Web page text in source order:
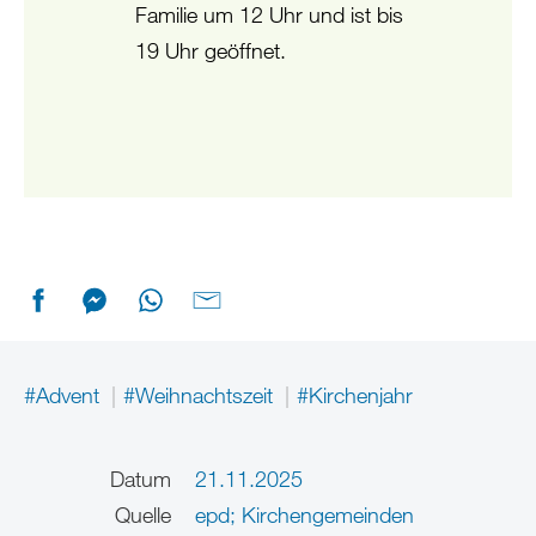
Familie um 12 Uhr und ist bis
19 Uhr geöffnet.
#Advent #Weihnachtszeit #Kirchenjahr
Datum
21.11.2025
Quelle
epd; Kirchengemeinden